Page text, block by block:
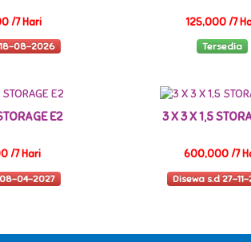
/7 Hari
18-08-2026
125,000 /7
Tersedia
E2
/7 Hari
08-04-2027
3 X 3 X 1,5
600,000 /7
Disewa s.d 27-